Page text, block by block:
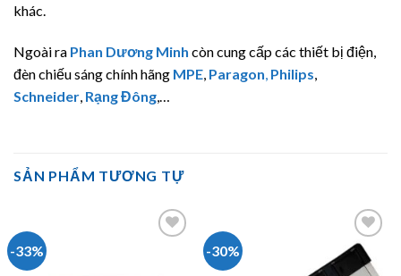
khác.
Ngoài ra Phan Dương Minh còn cung cấp các thiết bị điện,
đèn chiếu sáng chính hãng MPE Paragon Philips
Schneider Rạng Đông
SẢN PHẨM TƯƠNG TỰ
-33% -30%